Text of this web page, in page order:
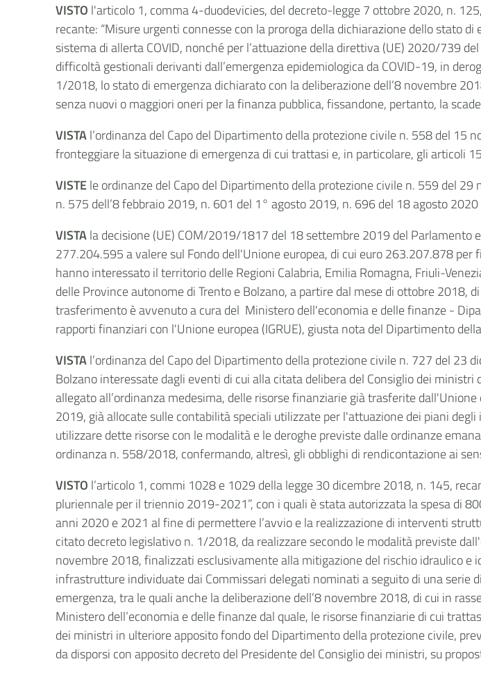
VISTO l'articolo 1, comma 4-duodevicies, del decreto-legge 7 ottobre 2020, n.
recante: “Misure urgenti connesse con la proroga della dichiarazione dello stato
sistema di allerta COVID, nonché per l’attuazione della direttiva (UE) 2020/739
difficoltà gestionali derivanti dall’emergenza epidemiologica da COVID-19, in
1/2018, lo stato di emergenza dichiarato con la deliberazione dell’8 novembre
senza nuovi o maggiori oneri per la finanza pubblica, fissandone, pertanto, la
VISTAl’ordinanza del Capo del Dipartimento della protezione civile n. 558 del
fronteggiare la situazione di emergenza di cui trattasi e, in particolare, gli articoli
VISTEle ordinanze del Capo del Dipartimento della protezione civile n. 559 del
n. 575 dell’8 febbraio 2019, n. 601 del 1° agosto 2019, n. 696 del 18 agosto
VISTAla decisione (UE) COM/2019/1817 del 18 settembre 2019 del Parlamento
277.204.595 a valere sul Fondo dell'Unione europea, di cui euro 263.207.878
hanno interessato il territorio delle Regioni Calabria, Emilia Romagna, Friuli-
delle Province autonome di Trento e Bolzano, a partire dal mese di ottobre 2018,
trasferimento è avvenuto a cura del Ministero dell'economia e delle finanze -
rapporti finanziari con l'Unione europea (IGRUE), giusta nota del Dipartimento
VISTAl’ordinanza del Capo del Dipartimento della protezione civile n. 727 del 23
Bolzano interessate dagli eventi di cui alla citatadelibera del Consiglio dei
allegato all’ordinanza medesima, delle risorse finanziarie già trasferite
2019, già allocate sulle contabilità speciali utilizzate per l'attuazione dei piani
utilizzare dette risorse con le modalità e le deroghe previste dalle ordinanze
ordinanza n. 558/2018, confermando, altresì, gli obblighi di rendicontazione ai
VISTO l’articolo 1, commi 1028 e 1029 della legge 30 dicembre 2018, n. 145,
pluriennale per il triennio 2019-2021”, con i quali è stata autorizzata la spesa di
anni 2020 e 2021 al fine di permettere l’avvio e la realizzazione di interventi
citato decreto legislativo n. 1/2018, da realizzare secondo le modalità previste
novembre 2018, finalizzati esclusivamente alla mitigazione del rischio idraulico
infrastrutture individuate dai Commissari delegati nominati a seguito di una serie
emergenza, tra le quali anche la deliberazione dell’8 novembre 2018, di cui in
Ministero dell’economia e delle finanze dal quale, le risorse finanziarie di cui
dei ministri in ulteriore apposito fondo del Dipartimento della protezione civile,
da disporsi con apposito decreto del Presidente del Consiglio dei ministri, su